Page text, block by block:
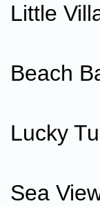
Little
Beach
Lucky
Sea